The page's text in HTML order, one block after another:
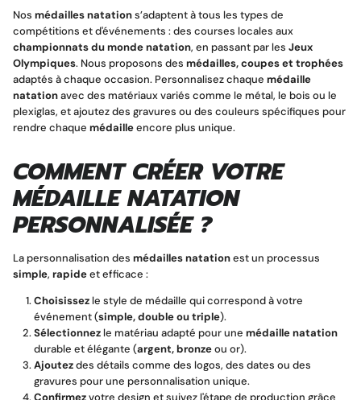
Nos médailles natations’adaptent à tous les types de
compétitions et d'événements : des courses locales aux
championnats du monde natation, en passant par les Jeux
Olympiques. Nous proposons des médailles, coupes et trophées
adaptés à chaque occasion. Personnalisez chaque médaille
natationavec des matériaux variés comme le métal, le bois ou le
plexiglas, et ajoutez des gravures ou des couleurs spécifiques pour
rendre chaque médailleencore plus unique.
COMMENT CRÉER VOTRE
MÉDAILLE NATATION
PERSONNALISÉE ?
La personnalisation des médailles natationest un processus
simple, rapideet efficace :
Choisissezle style de médaille qui correspond à votre
événement (simple, double ou triple).
Sélectionnezle matériau adapté pour une médaille natation
durable et élégante (argent, bronzeou or).
Ajoutezdes détails comme des logos, des dates ou des
gravures pour une personnalisation unique.
Confirmezvotre design et suivez l'étape de production grâce